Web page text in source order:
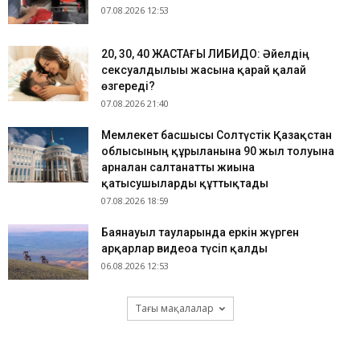
07.08.2026 12:53
​20, 30, 40 ЖАСТАҒЫ ЛИБИДО: Әйелдің
сексуалдылығы жасына қарай қалай
өзгереді?
07.08.2026 21:40
Мемлекет басшысы Солтүстік Қазақстан
облысының құрылғанына 90 жыл толуына
арналған салтанатты жиынға
қатысушыларды құттықтады
07.08.2026 18:59
Баянауыл тауларында еркін жүрген
арқарлар видеоға түсіп қалды
06.08.2026 12:53
Тағы мақалалар